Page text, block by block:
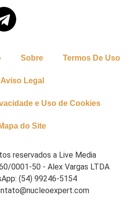
Sobre Termos De Uso
Aviso Legal
e Uso de Cookies
Mapa do Site
reservados a Live Media
0001-50 - Alex Vargas LTDA
(54) 99246-5154